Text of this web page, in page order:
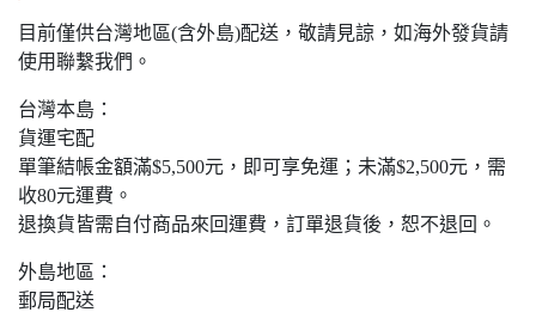
目前僅供台灣地區(含外島)配送，敬請見諒，如海外發貨請
使用聯繫我們。
台灣本島：
貨運宅配
單筆結帳金額滿$5,500元，即可享免運；未滿$2,500元，需
收80元運費。
退換貨皆需自付商品來回運費，訂單退貨後，恕不退回。
外島地區：
郵局配送